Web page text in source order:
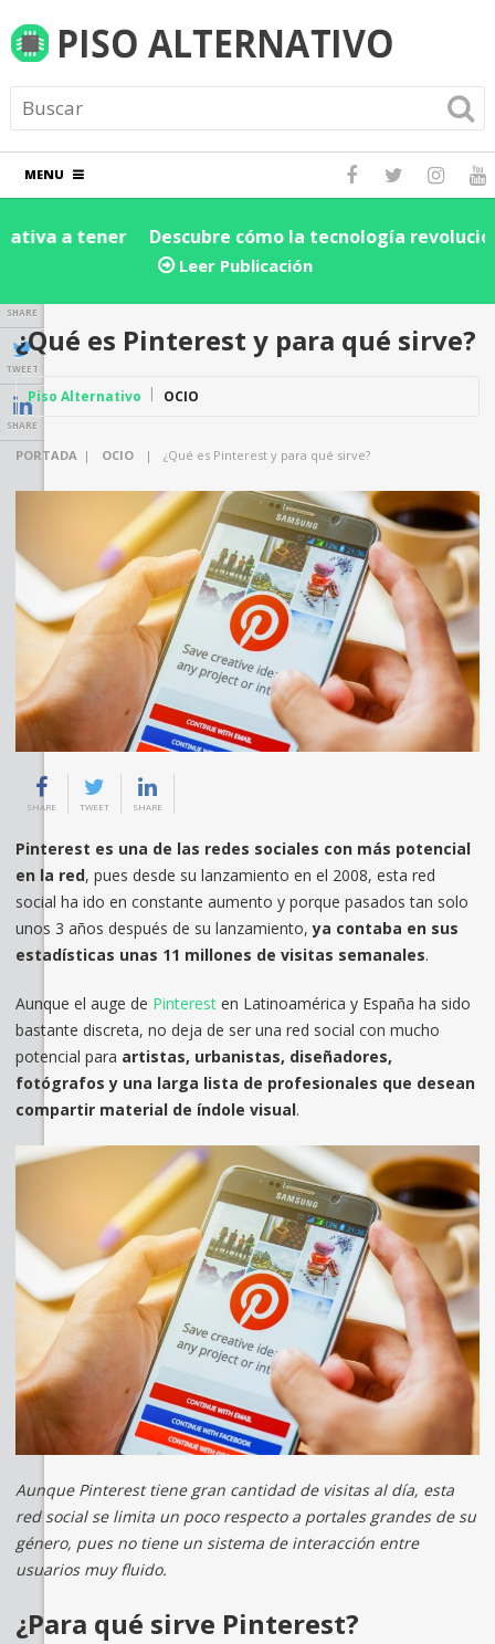
MENU
Descubre cómo la tecnología revoluciona la cadena
de suministro y logística: ¡Impulsa la eficiencia de tu
Leer Publicación
SHARE
TWEET
SHARE
¿Qué es Pinterest y para qué sirve?
Piso Alternativo OCIO
PORTADA | OCIO | ¿Qué es Pinterest y para qué sirve?
SHARE TWEET SHARE
Pinterest es una de las redes sociales con más potencial
en la red, pues desde su lanzamiento en el 2008, esta red
social ha ido en constante aumento y porque pasados tan solo
unos 3 años después de su lanzamiento,ya contaba en sus
estadísticas unas 11 millones de visitas semanales.
Aunque el auge de Pinteresten Latinoamérica y España ha sido
bastante discreta, no deja de ser una red social con mucho
potencial para artistas, urbanistas, diseñadores,
fotógrafos y una larga lista de profesionales que desean
compartir material de índole visual.
Aunque Pinterest tiene gran cantidad de visitas al día, esta
red social se limita un poco respecto a portales grandes de su
género, pues no tiene un sistema de interacción entre
usuarios muy fluido.
¿Para qué sirve Pinterest?